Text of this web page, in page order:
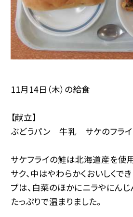
11月14日（木）の給食
【献立】
ぶどうパン 牛乳 サケのフラ
サケフライの鮭は北海道産を使
サク、中はやわらかくおいしくで
プは、白菜のほかにニラやにん
たっぷりで温まりました。